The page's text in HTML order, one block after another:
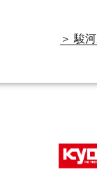
＞ 駿